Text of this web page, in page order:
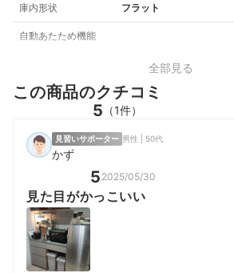
庫内形状 フラット
自動あたため機能
全部見る
この商品のクチコミ
5 （1件）
見習いサポーター 男性 | 50代
かず
5 2025/05/30
見た目がかっこいい